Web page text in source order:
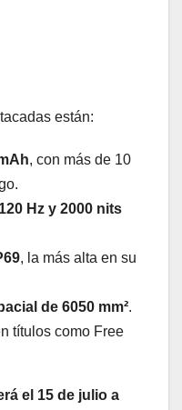
están:
, con más de 10
Hz y 2000 nits
, la más alta en su
de 6050 mm².
títulos como Free
el 15 de julio a